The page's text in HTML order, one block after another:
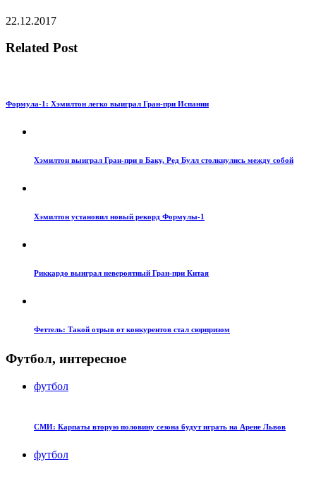
22.12.2017
Related Post
Формула-1: Хэмилтон легко выиграл Гран-при Испании
Хэмилтон выиграл Гран-при в Баку, Ред Булл столкнулись между собой
Хэмилтон установил новый рекорд Формулы-1
Риккардо выиграл невероятный Гран-при Китая
Феттель: Такой отрыв от конкурентов стал сюрпризом
Футбол, интересное
футбол
СМИ: Карпаты вторую половину сезона будут играть на Арене Львов
футбол